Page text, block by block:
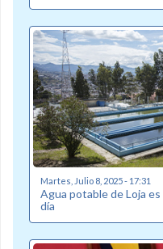
Martes, Julio 8, 2025 - 17:31
Agua potable de Loja
día